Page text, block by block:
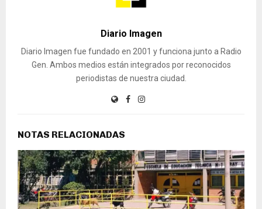
Diario Imagen
Diario Imagen fue fundado en 2001 y funciona junto a Radio
Gen. Ambos medios están integrados por reconocidos
periodistas de nuestra ciudad.
NOTAS RELACIONADAS